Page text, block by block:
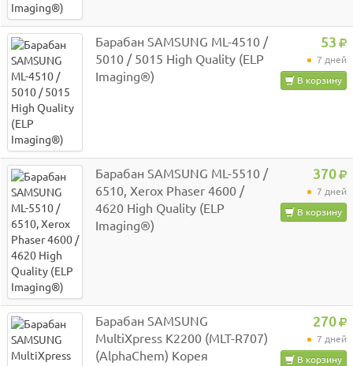
Барабан SAMSUNG ML-4510 /
5010 / 5015 High Quality (ELP
Imaging®)
53
7 дней
В корзину
Барабан SAMSUNG ML-5510 /
6510, Xerox Phaser 4600 /
4620 High Quality (ELP
Imaging®)
370
7 дней
В корзину
Барабан SAMSUNG
MultiXpress K2200 (MLT-R707)
(AlphaChem) Корея
270
7 дней
В корзину